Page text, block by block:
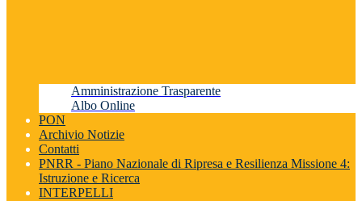
Amministrazione Trasparente
Albo Online
PON
Archivio Notizie
Contatti
PNRR - Piano Nazionale di Ripresa e Resilienza Missione 4:
Istruzione e Ricerca
INTERPELLI